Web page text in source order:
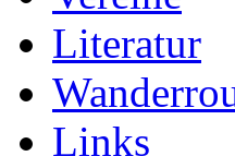
Literatur
Links